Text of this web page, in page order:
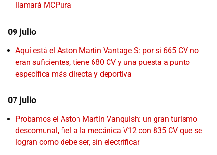
llamará MCPura
09 julio
Aquí está el Aston Martin Vantage S: por si 665 CV no
eran suficientes, tiene 680 CV y una puesta a punto
específica más directa y deportiva
07 julio
Probamos el Aston Martin Vanquish: un gran turismo
descomunal, fiel a la mecánica V12 con 835 CV que se
logran como debe ser, sin electrificar